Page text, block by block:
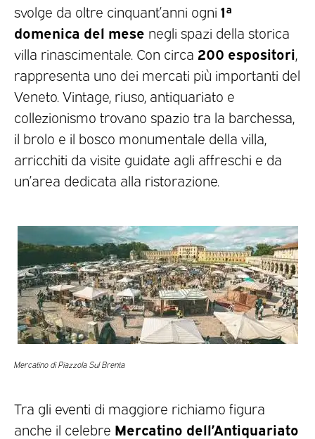
svolge da oltre cinquant’anni ogni 1ª
domenica del mese negli spazi della storica
villa rinascimentale. Con circa 200 espositori
rappresenta uno dei mercati più importanti del
Veneto. Vintage, riuso, antiquariato e
collezionismo trovano spazio tra la barchessa,
il brolo e il bosco monumentale della villa,
arricchiti da visite guidate agli affreschi e da
un’area dedicata alla ristorazione.
Mercatino di Piazzola Sul Brenta
Tra gli eventi di maggiore richiamo figura
anche il celebre Mercatino dell’Antiquariato